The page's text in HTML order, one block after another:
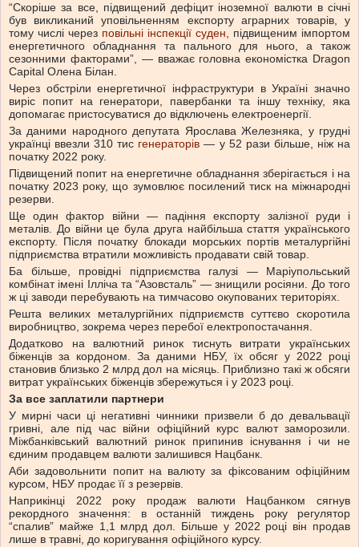
“Скоріше за все, підвищений дефіцит іноземної валюти в січні
був викликаний уповільненням експорту аграрних товарів, у
тому числі через повільні інспекції суден, підвищеним імпортом
енергетичного обладнання та пального для нього, а також
сезонними факторами”, — вважає головна економістка Dragon
Capital Олена Білан.
Через обстріли енергетичної інфраструктури в Україні значно
виріс попит на генератори, павербанки та іншу техніку, яка
допомагає пристосуватися до відключень електроенергії.
За даними народного депутата Ярослава Железняка, у грудні
українці ввезли 310 тис генераторів — у 52 рази більше, ніж на
початку 2022 року.
Підвищений попит на енергетичне обладнання зберігається і на
початку 2023 року, що зумовлює посилений тиск на міжнародні
резерви.
Ще один фактор війни — падіння експорту залізної руди і
металів. До війни це була друга найбільша стаття українського
експорту. Після початку блокади морських портів металургійні
підприємства втратили можливість продавати свій товар.
Ба більше, провідні підприємства галузі — Маріупольський
комбінат імені Ілліча та “Азовсталь” — знищили росіяни. До того
ж ці заводи перебувають на тимчасово окупованих територіях.
Решта великих металургійних підприємств суттєво скоротила
виробництво, зокрема через перебої електропостачання.
Додатково на валютний ринок тиснуть витрати українських
біженців за кордоном. За даними НБУ, їх обсяг у 2022 році
становив близько 2 млрд дол на місяць. Приблизно такі ж обсяги
витрат українських біженців збережуться і у 2023 році.
За все заплатили партнери
У мирні часи ці негативні чинники призвели б до девальвації
гривні, але під час війни офіційний курс валют заморозили.
Міжбанківський валютний ринок припинив існування і чи не
єдиним продавцем валюти залишився Нацбанк.
Аби задовольнити попит на валюту за фіксованим офіційним
курсом, НБУ продає її з резервів.
Наприкінці 2022 року продаж валюти Нацбанком сягнув
рекордного значення: в останній тиждень року регулятор
“спалив” майже 1,1 млрд дол. Більше у 2022 році він продав
лише в травні, до коригування офіційного курсу.